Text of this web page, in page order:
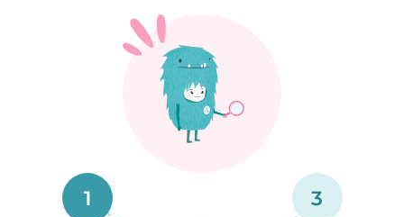
1 3